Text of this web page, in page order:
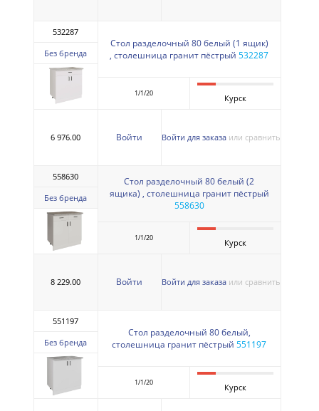
532287
Без бренда
Стол разделочный 80 белый (1 ящик)
, столешница гранит пёстрый 532287
1/1/20 Курск
6 976.00 Войти Войти для заказа или сравнить
558630
Без бренда
Стол разделочный 80 белый (2
ящика) , столешница гранит пёстрый
558630
1/1/20 Курск
8 229.00 Войти Войти для заказа или сравнить
551197
Без бренда
Стол разделочный 80 белый,
столешница гранит пёстрый 551197
1/1/20 Курск